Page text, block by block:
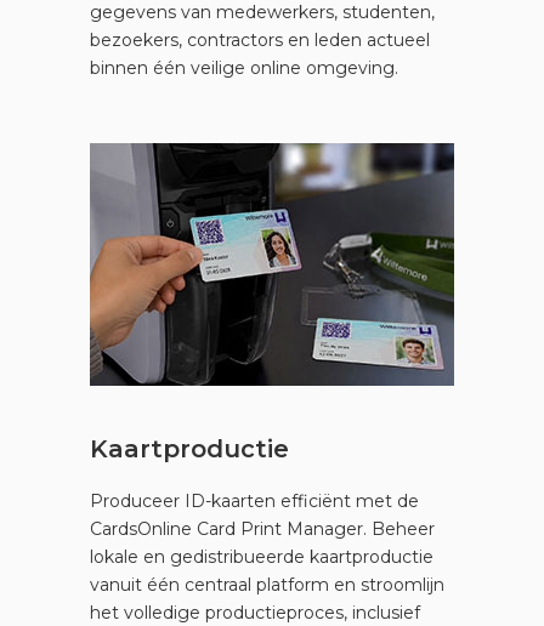
gegevens van medewerkers, studenten,
bezoekers, contractors en leden actueel
binnen één veilige online omgeving.
Kaartproductie
Produceer ID-kaarten efficiënt met de
CardsOnline Card Print Manager. Beheer
lokale en gedistribueerde kaartproductie
vanuit één centraal platform en stroomlijn
het volledige productieproces, inclusief